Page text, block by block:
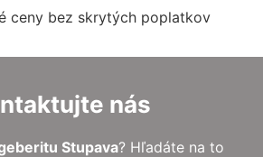
ceny bez skrytých poplatkov
nás
Stupava? Hľadáte na to